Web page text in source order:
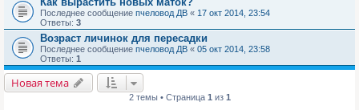
Последнее сообщение пчеловод ДВ « 17 окт 2014, 23:54
Ответы: 3
Возраст личинок для пересадки
Последнее сообщение пчеловод ДВ « 05 окт 2014, 23:58
Ответы: 1
Новая тема
2 темы • Страница 1 из 1